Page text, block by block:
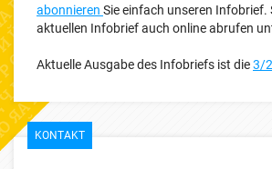
abonnieren Sie einfach unseren Infobrief.
aktuellen Infobrief auch online abrufen
Aktuelle Ausgabe des Infobriefs ist die3/
KONTAKT